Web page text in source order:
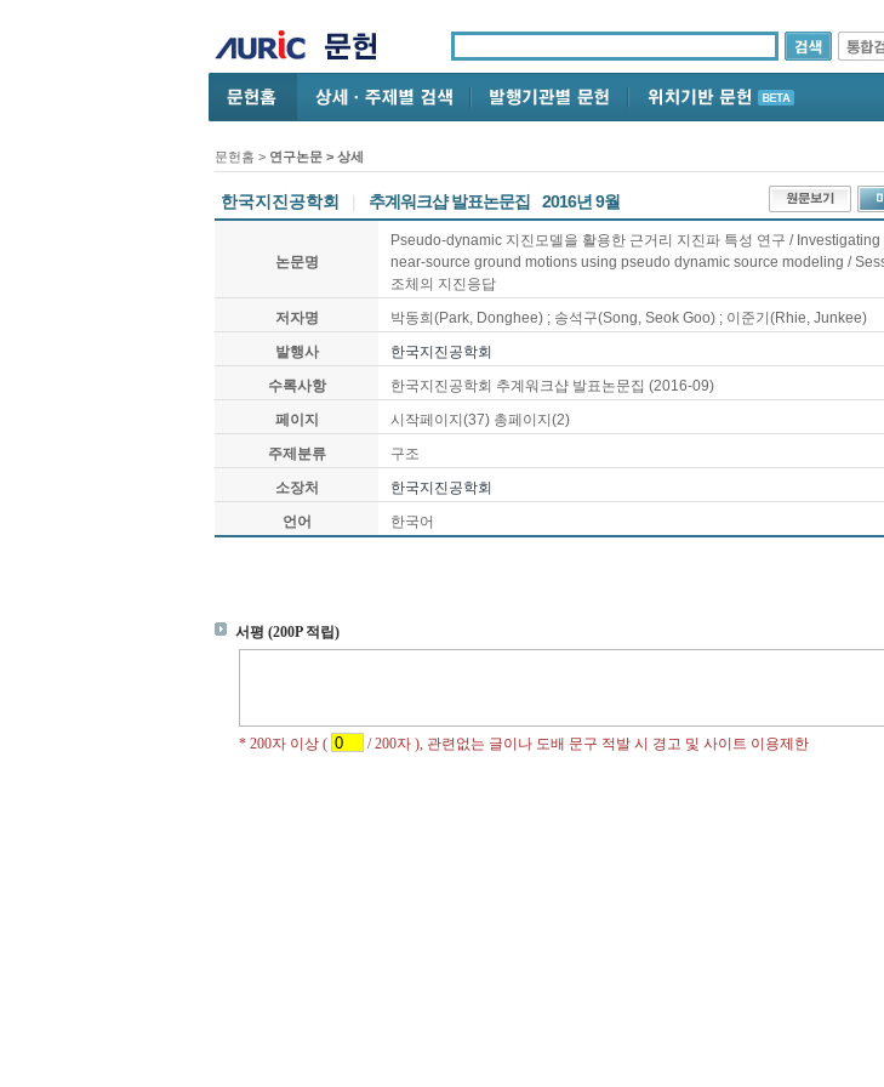
문헌홈 > 연구논문 > 상세
한국지진공학회 | 추계워크샵 발표논문집 2016년 9월
논문명
Pseudo-dynamic 지진모델을 활용한 근거리 지진파 특성 연구 /
near-source ground motions using pseudo dynamic source modeling /
조체의 지진응답
저자명
박동희(Park, Donghee) ; 송석구(Song, Seok Goo) ; 이준기(Rhie, Junkee)
발행사
한국지진공학회
수록사항
한국지진공학회 추계워크샵 발표논문집 (2016-09)
페이지
시작페이지(37) 총페이지(2)
주제분류
구조
소장처
한국지진공학회
언어
한국어